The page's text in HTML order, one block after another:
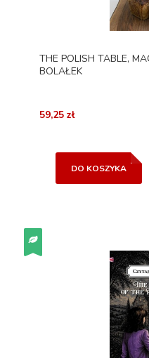
THE POLISH TABLE,
BOLAŁEK
59,25 zł
DO KOSZYKA